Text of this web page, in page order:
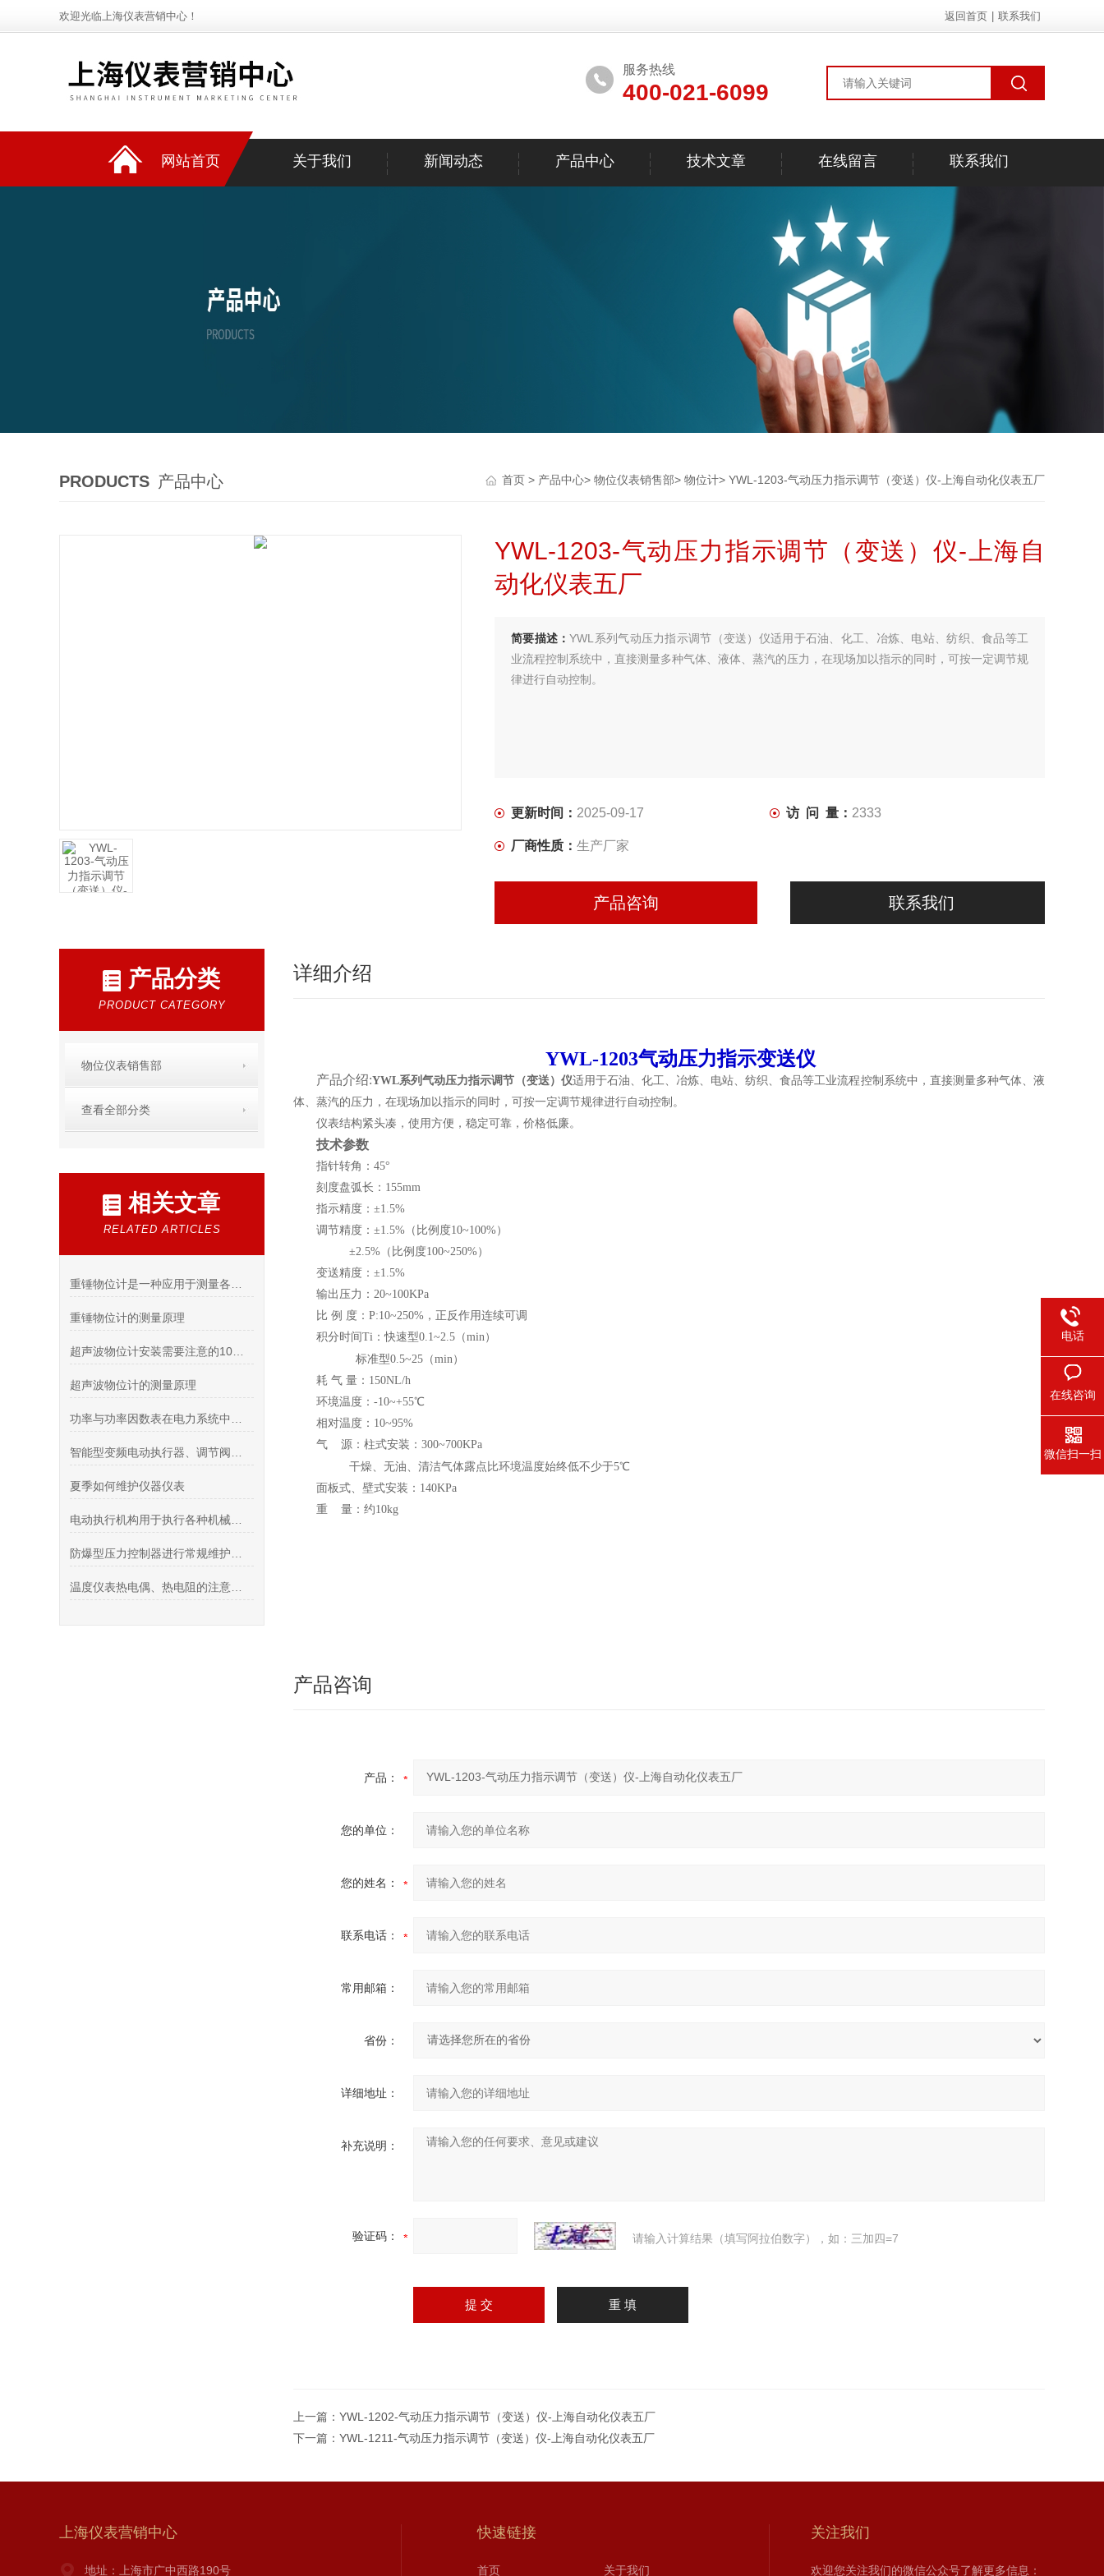
欢迎光临上海仪表营销中心！ 返回首页 联系我们
服务热线
400-021-6099
网站首页 关于我们 新闻动态 产品中心 技术文章 在线留言 联系我们
PRODUCTS 产品中心 首页 > 产品中心> 物位仪表销售部> 物位计> YWL-1203-气动压力指示调节（变送）仪-上海自动化仪表五厂
YWL-1203-气动压力指示调节（变送）仪-上海自
动化仪表五厂
简要描述：YWL系列气动压力指示调节（变送）仪适用于石油、化工、冶炼、电站、纺织、食品等工
业流程控制系统中，直接测量多种气体、液体、蒸汽的压力，在现场加以指示的同时，可按一定调节规
律进行自动控制。
更新时间： 2025-09-17 访 问 量： 2333
厂商性质： 生产厂家
产品咨询 联系我们
产品分类
PRODUCT CATEGORY
物位仪表销售部
查看全部分类
相关文章
RELATED ARTICLES
重锤物位计的测量原理
超声波物位计的测量原理
夏季如何维护仪器仪表
详细介绍
YWL-1203气动压力指示变送仪
产品介绍:YWL系列气动压力指示调节（变送）仪适用于石油、化工、冶炼、电站、纺织、食品等工业流程控制系统中，直接测量多种气体、液
体、蒸汽的压力，在现场加以指示的同时，可按一定调节规律进行自动控制。
仪表结构紧头凑，使用方便，稳定可靠，价格低廉。
技术参数
指针转角：45°
刻度盘弧长：155mm
指示精度：±1.5%
调节精度：±1.5%（比例度10~100%）
±2.5% （比例度100~250%）
变送精度：±1.5%
输出压力：20~100KPa
比 例 度：P:10~250%，正反作用连续可调
积分时间Ti：快速型0.1~2.5（min）
标准型0.5~25（min）
耗 气 量：150NL/h
环境温度：-10~+55℃
相对温度：10~95%
气 源：柱式安装：300~700KPa
干燥、无油、清洁气体露点比环境温度始终低不少于5℃
面板式、壁式安装：140KPa
重 量：约10kg
产品咨询
产品：
您的单位：
您的姓名：
联系电话：
常用邮箱：
省份：
详细地址：
补充说明：
验证码： 请输入计算结果（填写阿拉伯数字），如：三加四=7
上一篇： YWL-1202-气动压力指示调节（变送）仪-上海自动化仪表五厂
下一篇： YWL-1211-气动压力指示调节（变送）仪-上海自动化仪表五厂
上海仪表营销中心
地址：上海市广中西路190号
快速链接
首页 关于我们
关注我们
欢迎您关注我们的微信公众号了解更多信息：
电话
在线咨询
微信扫一扫